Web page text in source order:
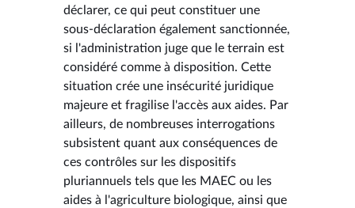
déclarer, ce qui peut constituer une
sous-déclaration également sanctionnée,
si l'administration juge que le terrain est
considéré comme à disposition. Cette
situation crée une insécurité juridique
majeure et fragilise l'accès aux aides. Par
ailleurs, de nombreuses interrogations
subsistent quant aux conséquences de
ces contrôles sur les dispositifs
pluriannuels tels que les MAEC ou les
aides à l'agriculture biologique, ainsi que